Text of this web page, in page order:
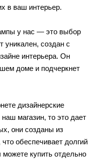
в ваш интерьер.
у нас — это выбор
уникален, создан с
интерьера. Он
доме и подчеркнет
дизайнерские
магазин, то это дает
они созданы из
обеспечивает долгий
купить отдельно